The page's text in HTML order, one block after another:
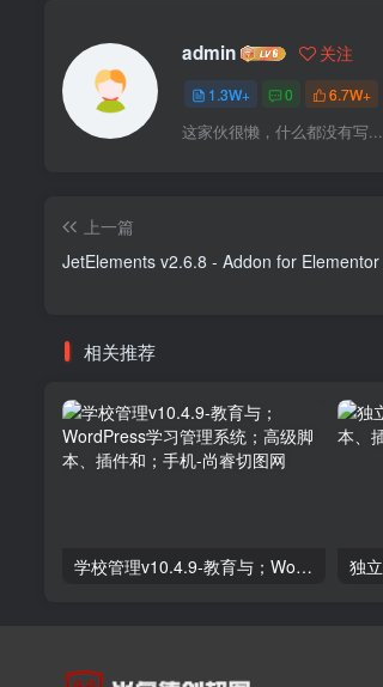
admin 关注
1.3W+ 0 6.7W+
这家伙很懒，什么都没有写...
上一篇
相关推荐
学校管理v10.4.9-教育与；WordPress学习管理系统；高级脚本、插件和；手机